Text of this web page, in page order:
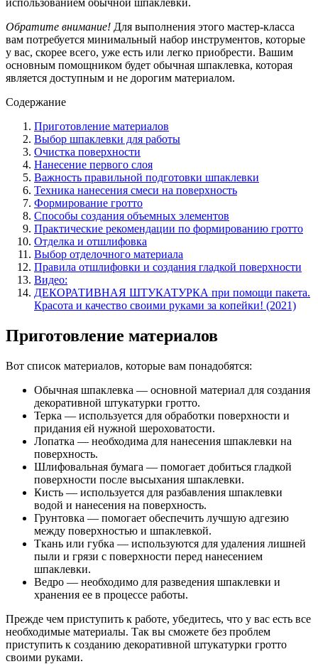
Обратите внимание! Для выполнения этого мастер-класса
вам потребуется минимальный набор инструментов, которые
у вас, скорее всего, уже есть или легко приобрести. Вашим
основным помощником будет обычная шпаклевка, которая
является доступным и не дорогим материалом.
Содержание
Приготовление материалов
Выбор шпаклевки для работы
Очистка поверхности
Нанесение первого слоя
Важность правильной подготовки шпаклевки
Техника нанесения смеси на поверхность
Формирование гротто
Способы создания объемных элементов
Практические рекомендации по формированию гротто
Отделка и отшлифовка
Выбор отделочного материала
Правила отшлифовки и создания гладкой поверхности
Видео:
ДЕКОРАТИВНАЯ ШТУКАТУРКА при помощи пакета.
Красота и качество своими руками за копейки! (2021)
Приготовление материалов
Вот список материалов, которые вам понадобятся:
Обычная шпаклевка — основной материал для создания
декоративной штукатурки гротто.
Терка — используется для обработки поверхности и
придания ей нужной шероховатости.
Лопатка — необходима для нанесения шпаклевки на
поверхность.
Шлифовальная бумага — помогает добиться гладкой
поверхности после высыхания шпаклевки.
Кисть — используется для разбавления шпаклевки
водой и нанесения на поверхность.
Грунтовка — помогает обеспечить лучшую адгезию
между поверхностью и шпаклевкой.
Ткань или губка — используются для удаления лишней
пыли и грязи с поверхности перед нанесением
шпаклевки.
Ведро — необходимо для разведения шпаклевки и
хранения ее в процессе работы.
Прежде чем приступить к работе, убедитесь, что у вас есть все
необходимые материалы. Так вы сможете без проблем
приступить к созданию декоративной штукатурки гротто
своими руками.